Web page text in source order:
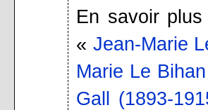
En savoir
« Jean-Marie
Marie Le
Gall (1893-